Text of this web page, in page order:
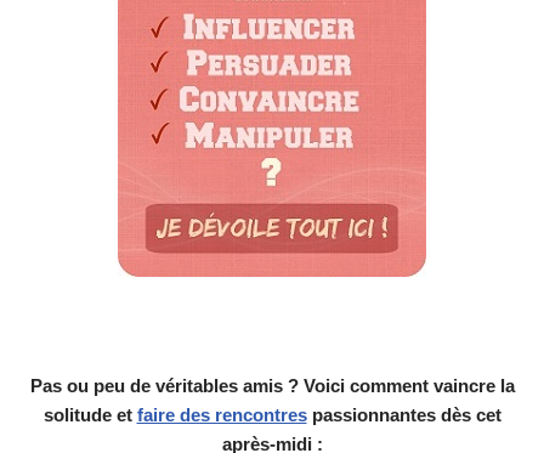
Pas ou peu de véritables amis ? Voici comment vaincre la
solitude et faire des rencontrespassionnantes dès cet
après-midi :